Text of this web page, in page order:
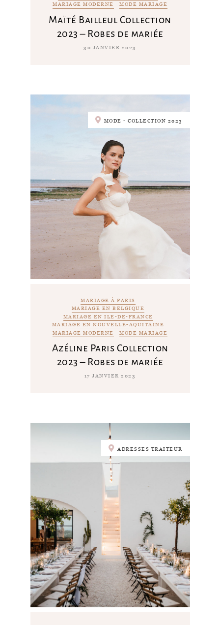
MARIAGE MODERNE
MODE MARIAGE
Maïté Bailleul Collection
2023 – Robes de mariée
30 JANVIER 2023
MODE - COLLECTION 2023
MARIAGE À PARIS
MARIAGE EN BELGIQUE
MARIAGE EN ILE-DE-FRANCE
MARIAGE EN NOUVELLE-AQUITAINE
MARIAGE MODERNE
MODE MARIAGE
Azéline Paris Collection
2023 – Robes de mariée
17 JANVIER 2023
ADRESSES TRAITEUR